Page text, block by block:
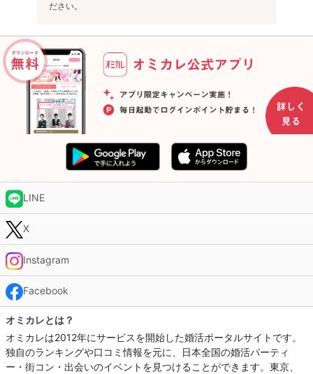
ださい。
LINE
X
Instagram
Facebook
オミカレとは？
オミカレは2012年にサービスを開始した婚活ポータルサイトです。
独自のランキングや口コミ情報を元に、日本全国の婚活パーティ
ー・街コン・出会いのイベントを見つけることができます。東京、